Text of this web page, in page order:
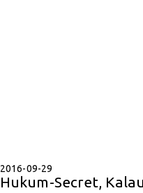
2016-09-29
Hukum-Secret,